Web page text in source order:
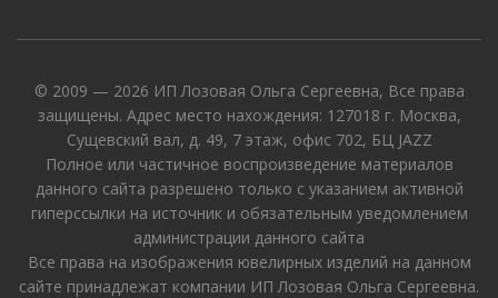
© 2009 — 2026 ИП Лозовая Ольга Сергеевна, Все права
защищены. Адрес место нахождения: 127018 г. Москва,
Сущевский вал, д. 49, 7 этаж, офис 702, БЦ JAZZ
Полное или частичное воспроизведение материалов
данного сайта разрешено только с указанием активной
гиперссылки на источник и обязательным уведомлением
администрации данного сайта
Все права на изображения ювелирных изделий на данном
сайте принадлежат компании ИП Лозовая Ольга Сергеевна.